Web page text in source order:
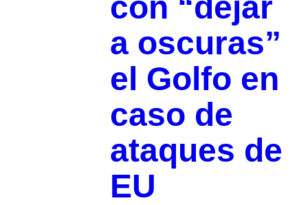
a oscuras”
el Golfo en
caso de
ataques de
EU